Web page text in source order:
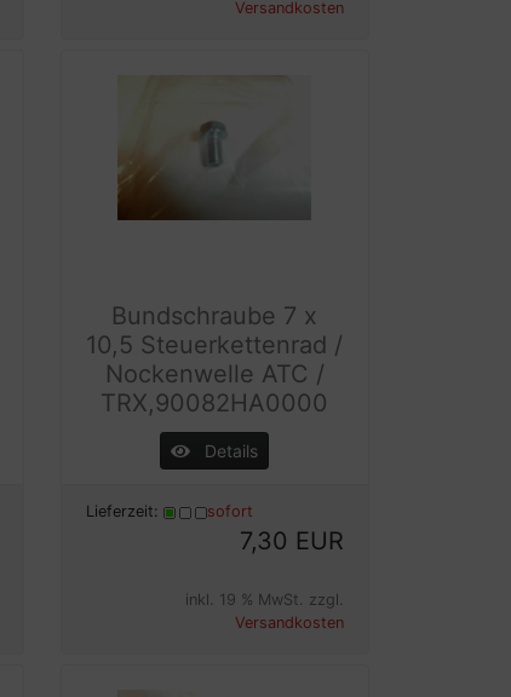
Versandkosten
Bundschraube 7 x
10,5 Steuerkettenrad /
Nockenwelle ATC /
TRX,90082HA0000
Details
Lieferzeit: sofort
7,30 EUR
inkl. 19 % MwSt. zzgl.
Versandkosten